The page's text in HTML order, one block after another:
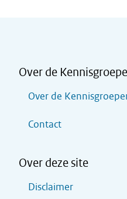
Over de
Over de
Contact
Over deze site
Disclaimer